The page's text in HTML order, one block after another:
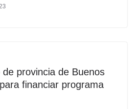
provincia de Buenos
financiar programa